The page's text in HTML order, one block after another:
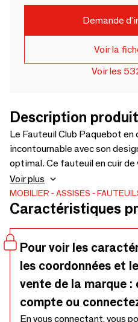
Demande
Voir la
Voir les
Description produit
Le Fauteuil Club Paquebot
incontournable avec son
optimal. Ce fauteuil en cuir
Cigare est parfait pour une
vintage. Ses coussins
assurent un confort d'assise
Voir plus
MOBILIER ASSISES
Caractéristiques
Pour voir les
les coordonnées et
vente de la marque :
compte ou
En vous connectant, vous